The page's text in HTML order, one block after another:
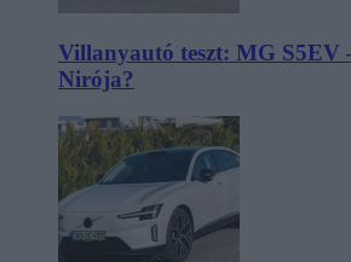
Villanyautó teszt: MG S5EV
Nirója?